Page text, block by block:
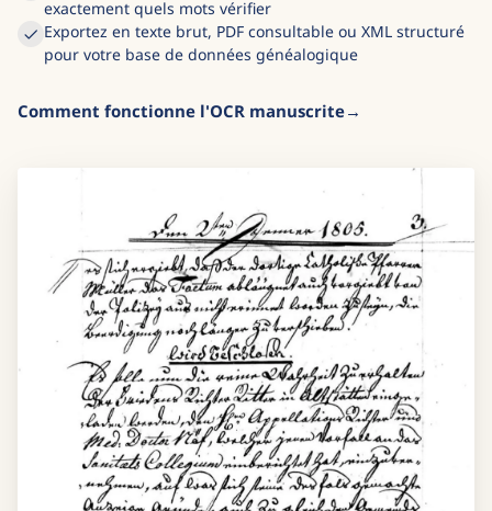
exactement quels mots vérifier
Exportez en texte brut, PDF consultable ou XML structuré
pour votre base de données généalogique
Comment fonctionne l'OCR manuscrite